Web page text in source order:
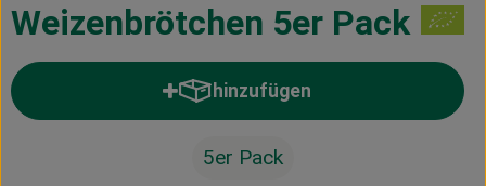
Lieferservice
Neues vom Hof
Weizenbrötchen 5er Pack
hinzufügen
Produkt zum Warenkorb
5er Pack